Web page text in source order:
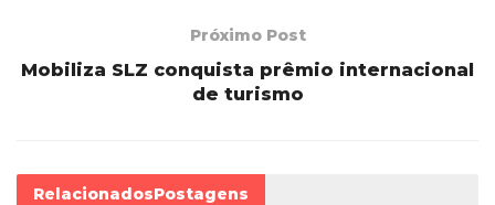
Próximo Post
Mobiliza SLZ conquista prêmio internacional
de turismo
RelacionadosPostagens